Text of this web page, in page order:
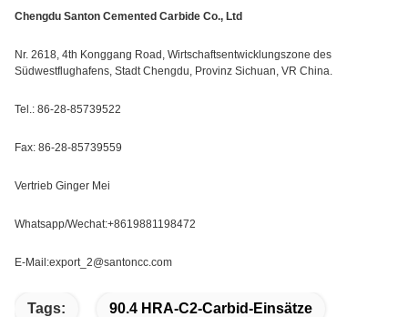
Chengdu Santon Cemented Carbide Co., Ltd
Nr. 2618, 4th Konggang Road, Wirtschaftsentwicklungszone des
Südwestflughafens, Stadt Chengdu, Provinz Sichuan, VR China.
Tel.: 86-28-85739522
Fax: 86-28-85739559
Vertrieb Ginger Mei
Whatsapp/Wechat:+8619881198472
E-Mail:export_2@santoncc.com
Tags: 90.4 HRA-C2-Carbid-Einsätze